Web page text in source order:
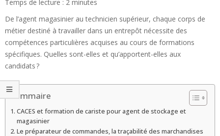
Temps de lecture : 2 minutes
De l’agent magasinier au technicien supérieur, chaque corps de
métier destiné à travailler dans un entrepôt nécessite des
compétences particulières acquises au cours de formations
spécifiques. Quelles sont-elles et qu’apportent-elles aux
candidats ?
Sommaire
CACES et formation de cariste pour agent de stockage et
magasinier
Le préparateur de commandes, la traçabilité des marchandises